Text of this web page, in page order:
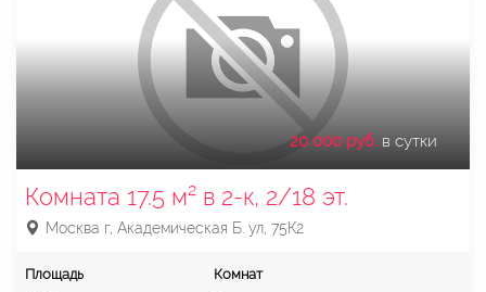
20 000 руб. в сутки
Комната 17.5 м² в 2-к, 2/18 эт.
Москва г, Академическая Б. ул, 75К2
Площадь
Комнат